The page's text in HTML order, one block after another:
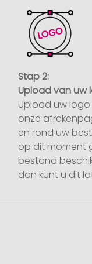
Stap 2:
Upload van
Upload uw
onze
en rond uw
op dit moment
bestand
dan kunt u dit